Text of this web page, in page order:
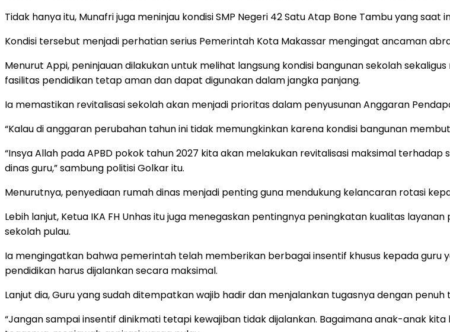
Tidak hanya itu, Munafri juga meninjau kondisi SMP Negeri 42 Satu Atap Bone Tambu yang
Kondisi tersebut menjadi perhatian serius Pemerintah Kota Makassar mengingat ancaman
Menurut Appi, peninjauan dilakukan untuk melihat langsung kondisi bangunan sekolah
fasilitas pendidikan tetap aman dan dapat digunakan dalam jangka panjang.
Ia memastikan revitalisasi sekolah akan menjadi prioritas dalam penyusunan Anggaran
“Kalau di anggaran perubahan tahun ini tidak memungkinkan karena kondisi bangunan
“Insya Allah pada APBD pokok tahun 2027 kita akan melakukan revitalisasi maksimal
dinas guru,” sambung politisi Golkar itu.
Menurutnya, penyediaan rumah dinas menjadi penting guna mendukung kelancaran rotasi
Lebih lanjut, Ketua IKA FH Unhas itu juga menegaskan pentingnya peningkatan kualitas
sekolah pulau.
Ia mengingatkan bahwa pemerintah telah memberikan berbagai insentif khusus kepada
pendidikan harus dijalankan secara maksimal.
Lanjut dia, Guru yang sudah ditempatkan wajib hadir dan menjalankan tugasnya dengan penuh
“Jangan sampai insentif dinikmati tetapi kewajiban tidak dijalankan. Bagaimana anak-anak